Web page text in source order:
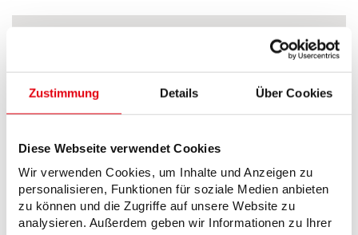
Zustimmung Details Über Cookies
Diese Webseite verwendet Cookies
Wir verwenden Cookies, um Inhalte und Anzeigen zu
personalisieren, Funktionen für soziale Medien anbieten
zu können und die Zugriffe auf unsere Website zu
analysieren. Außerdem geben wir Informationen zu Ihrer
anlegen?
Hinweisfelder